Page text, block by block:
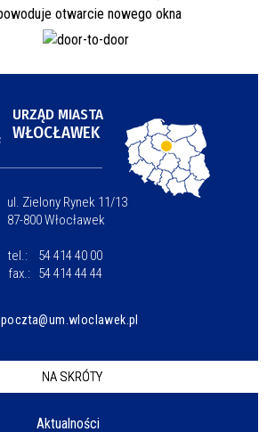
URZĄD MIASTA
WŁOCŁAWEK
ul. Zielony Rynek 11/13
87-800 Włocławek
tel.:
54 414 40 00
fax.:
54 414 44 44
poczta@um.wloclawek.pl
NA SKRÓTY
Aktualności